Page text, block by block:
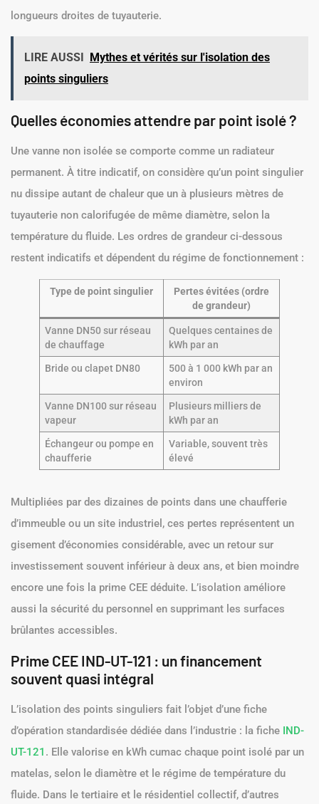
longueurs droites de tuyauterie.
LIRE AUSSI
Mythes et vérités sur l'isolation des
points singuliers
Quelles économies attendre par point isolé ?
Une vanne non isolée se comporte comme un radiateur
permanent. À titre indicatif, on considère qu’un point singulier
nu dissipe autant de chaleur que un à plusieurs mètres de
tuyauterie non calorifugée de même diamètre, selon la
température du fluide. Les ordres de grandeur ci-dessous
restent indicatifs et dépendent du régime de fonctionnement :
Type de point singulier
Pertes évitées (ordre
de grandeur)
Vanne DN50 sur réseau
de chauffage
Quelques centaines de
kWh par an
Bride ou clapet DN80
500 à 1 000 kWh par an
environ
Vanne DN100 sur réseau
vapeur
Plusieurs milliers de
kWh par an
Échangeur ou pompe en
chaufferie
Variable, souvent très
élevé
Multipliées par des dizaines de points dans une chaufferie
d’immeuble ou un site industriel, ces pertes représentent un
gisement d’économies considérable, avec un retour sur
investissement souvent inférieur à deux ans, et bien moindre
encore une fois la prime CEE déduite. L’isolation améliore
aussi la sécurité du personnel en supprimant les surfaces
brûlantes accessibles.
Prime CEE IND-UT-121 : un financement
souvent quasi intégral
L’isolation des points singuliers fait l’objet d’une fiche
d’opération standardisée dédiée dans l’industrie : la fiche IND-
UT-121 . Elle valorise en kWh cumac chaque point isolé par un
matelas, selon le diamètre et le régime de température du
fluide. Dans le tertiaire et le résidentiel collectif, d’autres